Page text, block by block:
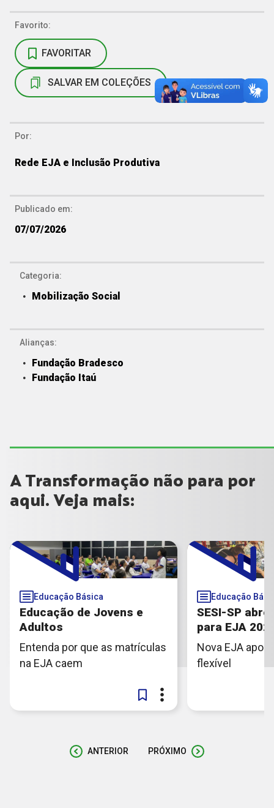
Favorito:
FAVORITAR
SALVAR EM COLEÇÕES
Por:
Rede EJA e Inclusão Produtiva
Publicado em:
07/07/2026
Categoria:
Mobilização Social
Alianças:
Fundação Bradesco
Fundação Itaú
A Transformação não para por
aqui. Veja mais:
Educação Básica
Educação de Jovens e
Adultos
Entenda por que as matrículas
na EJA caem
Educação
SESI-SP
para EJA
Nova EJA
flexível
ANTERIOR PRÓXIMO